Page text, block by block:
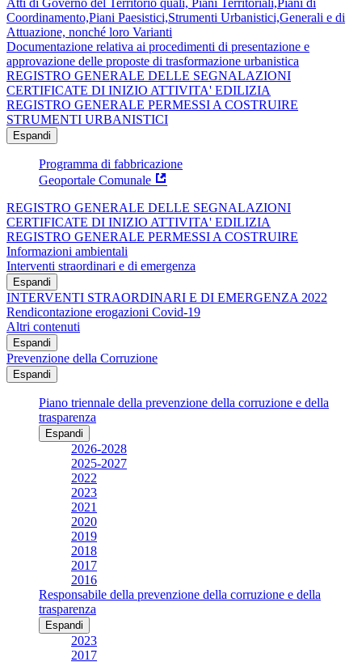
Coordinamento,Piani Paesistici,Strumenti Urbanistici,Generali e di
Attuazione, nonché loro Varianti
Documentazione relativa ai procedimenti di presentazione e
approvazione delle proposte di trasformazione urbanistica
REGISTRO GENERALE DELLE SEGNALAZIONI
CERTIFICATE DI INIZIO ATTIVITA' EDILIZIA
REGISTRO GENERALE PERMESSI A COSTRUIRE
STRUMENTI URBANISTICI
Espandi
Programma di fabbricazione
Geoportale Comunale
REGISTRO GENERALE DELLE SEGNALAZIONI
CERTIFICATE DI INIZIO ATTIVITA' EDILIZIA
REGISTRO GENERALE PERMESSI A COSTRUIRE
Informazioni ambientali
Interventi straordinari e di emergenza
Espandi
INTERVENTI STRAORDINARI E DI EMERGENZA 2022
Rendicontazione erogazioni Covid-19
Altri contenuti
Espandi
Prevenzione della Corruzione
Espandi
Piano triennale della prevenzione della corruzione e della
trasparenza
Espandi
2026-2028
2025-2027
2022
2023
2021
2020
2019
2018
2017
2016
Responsabile della prevenzione della corruzione e della
trasparenza
Espandi
2023
2017